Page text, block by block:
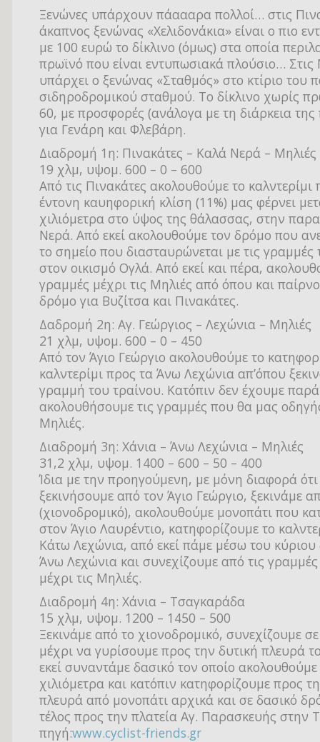
Ξενώνες υπάρχουν πάαααρα πολλοί… στις
άκαπνος ξενώνας «Χελιδονάκια» είναι ο πιο
με 100 ευρώ το δίκλινο (όμως) στα οποία
πρωϊνό που είναι εντυπωσιακά πλούσιο… Στις
υπάρχει ο ξενώνας «Σταθμός» στο κτίριο του
σιδηροδρομικού σταθμού. Το δίκλινο χωρίς
60, με προσφορές (ανάλογα με τη διάρκεια
για Γενάρη και Φλεβάρη.
Διαδρομή 1η: Πινακάτες – Καλά Νερά – Μηλιές
19 χλμ, υψομ. 600 – 0 – 600
Από τις Πινακάτες ακολουθούμε το
έντονη καυηφορική κλίση (11%) μας φέρνει
χιλιόμετρα στο ύψος της θάλασσας, στην
Νερά. Από εκεί ακολουθούμε τον δρόμο που
το σημείο που διασταυρώνεται με τις γραμμές
στον οικισμό Ογλά. Από εκεί και πέρα,
γραμμές μέχρι τις Μηλιές από όπου και
δρόμο για Βυζίτσα και Πινακάτες.
Δαδρομή 2η: Αγ. Γεώργιος – Λεχώνια – Μηλιές
21 χλμ, υψομ. 600 – 0 – 450
Από τον Άγιο Γεώργιο ακολουθούμε το
καλντερίμι προς τα Άνω Λεχώνια απ’όπου
γραμμή του τραίνου. Κατόπιν δεν έχουμε
ακολουθήσουμε τις γραμμές που θα μας
Μηλιές.
Διαδρομή 3η: Χάνια – Άνω Λεχώνια – Μηλιές
31,2 χλμ, υψομ. 1400 – 600 – 50 – 400
Ίδια με την προηγούμενη, με μόνη διαφορά
ξεκινήσουμε από τον Άγιο Γεώργιο, ξεκινάμε
(χιονοδρομικό), ακολουθούμε μονοπάτι που
στον Άγιο Λαυρέντιο, κατηφορίζουμε το
Κάτω Λεχώνια, από εκεί πάμε μέσω του
Άνω Λεχώνια και συνεχίζουμε από τις
μέχρι τις Μηλιές.
Διαδρομή 4η: Χάνια – Τσαγκαράδα
15 χλμ, υψομ. 1200 – 1450 – 500
Ξεκινάμε από το χιονοδρομικό, συνεχίζουμε
μέχρι να γυρίσουμε προς την δυτική πλευρά
εκεί συναντάμε δασικό τον οποίο ακολουθούμε
χιλιόμετρα και κατόπιν κατηφορίζουμε προς
πλευρά από μονοπάτι αρχικά και σε δασικό
τέλος προς την πλατεία Αγ. Παρασκευής στην
πηγή:www.cyclist-friends.gr